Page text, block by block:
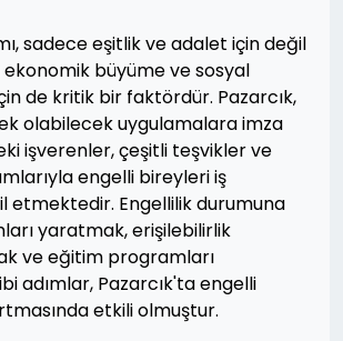
sadece eşitlik ve adalet için değil
ekonomik büyüme ve sosyal
de kritik bir faktördür. Pazarcık,
olabilecek uygulamalara imza
işverenler, çeşitli teşvikler ve
engelli bireyleri iş
etmektedir. Engellilik durumuna
yaratmak, erişilebilirlik
ve eğitim programları
adımlar, Pazarcık'ta engelli
etkili olmuştur.